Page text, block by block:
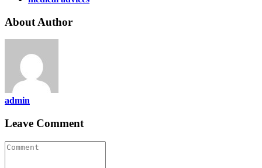
About Author
admin
Leave Comment
Comment